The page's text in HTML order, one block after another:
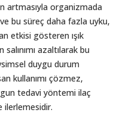
artmasıyla organizmada
bu süreç daha fazla uyku,
etkisi gösteren ışık
azaltılarak bu
duygu durum
kullanımı çözmez,
tedavi yöntemi ilaç
ilerlemesidir.